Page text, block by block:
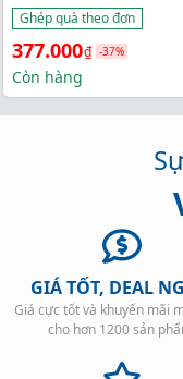
Ghép quà theo đơn
Giá
gốc
377.000₫
Giá
hiện
-37%
Còn hàng
GIÁ TỐT, DEAL
Giá cực tốt và khuyến mãi
cho hơn 1200 sản